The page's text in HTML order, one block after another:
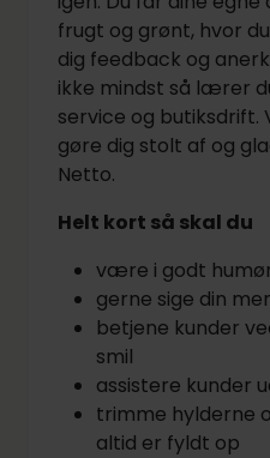
frugt og grønt, hvor
dig feedback og
ikke mindst så lærer
service og butiksdrift.
gøre dig stolt af og
Netto.
Helt kort så skal du
være i godt
gerne sige din
betjene kunder
smil
assistere kunder
trimme hylderne
altid er fyldt op